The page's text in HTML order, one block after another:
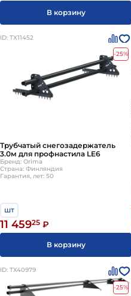
В корзину
ID: ТХ11452
-25%
Трубчатый снегозадержатель
3.0м для профнастила LE6
Бренд: Orima
Страна: Финляндия
Гарантия, лет: 50
шт
11 45925 ₽
В корзину
ID: ТХ40979
-25%